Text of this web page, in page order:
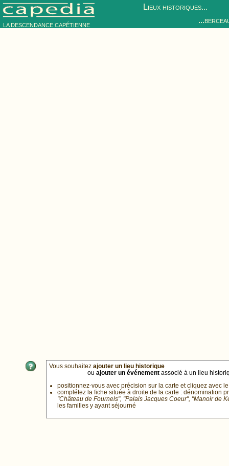
LA DESCENDANCE CAPÉTIENNE
Lieux historiques...
Vous souhaitez ajouter un lieu historique
ou ajouter un événement associé à un lieu
positionnez-vous avec précision sur la carte et cliquez avec
complétez la fiche située à droite de la carte : dénomination
"Château de Fournels", "Palais Jacques Coeur", "Manoir de
les familles y ayant séjourné